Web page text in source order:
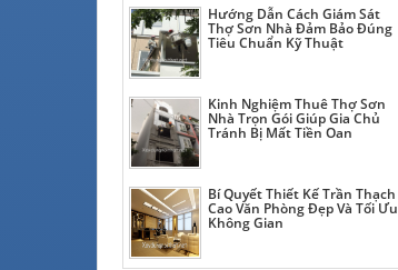
Hướng Dẫn Cách Giám Sát
Thợ Sơn Nhà Đảm Bảo Đúng
Tiêu Chuẩn Kỹ Thuật
Kinh Nghiệm Thuê Thợ Sơn
Nhà Trọn Gói Giúp Gia Chủ
Tránh Bị Mất Tiền Oan
Bí Quyết Thiết Kế Trần Thạch
Cao Văn Phòng Đẹp Và Tối Ưu
Không Gian